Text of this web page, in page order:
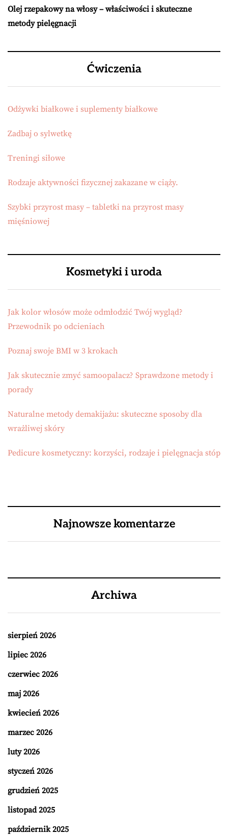
Olej rzepakowy na włosy – właściwości i skuteczne
metody pielęgnacji
Ćwiczenia
Odżywki białkowe i suplementy białkowe
Zadbaj o sylwetkę
Treningi siłowe
Rodzaje aktywności fizycznej zakazane w ciąży.
Szybki przyrost masy – tabletki na przyrost masy
mięśniowej
Kosmetyki i uroda
Jak kolor włosów może odmłodzić Twój wygląd?
Przewodnik po odcieniach
Poznaj swoje BMI w 3 krokach
Jak skutecznie zmyć samoopalacz? Sprawdzone metody i
porady
Naturalne metody demakijażu: skuteczne sposoby dla
wrażliwej skóry
Pedicure kosmetyczny: korzyści, rodzaje i pielęgnacja stóp
Najnowsze komentarze
Archiwa
sierpień 2026
lipiec 2026
czerwiec 2026
maj 2026
kwiecień 2026
marzec 2026
luty 2026
styczeń 2026
grudzień 2025
listopad 2025
październik 2025